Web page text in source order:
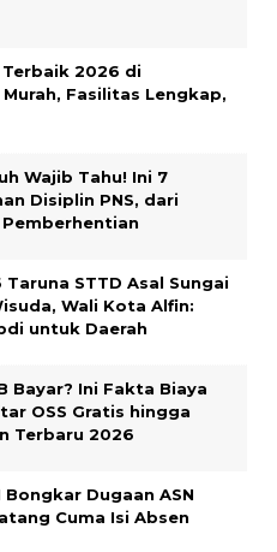
2026 di
Fasilitas Lengkap,
Wajib Tahu! Ini 7
Disiplin PNS, dari
STTD Asal Sungai
Wali Kota Alfin:
untuk Daerah
Bayar? Ini Fakta Biaya
OSS Gratis hingga
Terbaru 2026
Bongkar Dugaan ASN
Cuma Isi Absen